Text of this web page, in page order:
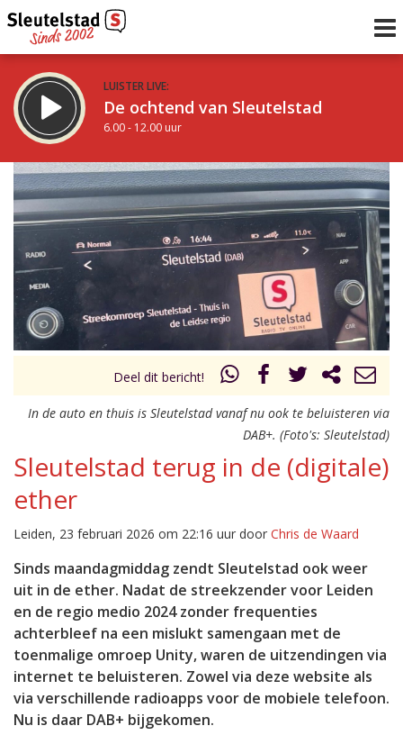
LUISTER LIVE:
De ochtend van Sleutelstad
6.00 - 12.00 uur
STRAKS:
De middag van Sleutelstad
12.00 - 17.00 uur
Vorig uur
uur 1 van 0 Volgend uur
Deel dit bericht!
In de auto en thuis is Sleutelstad vanaf nu ook te beluisteren via
DAB+. (Foto's: Sleutelstad)
Sleutelstad terug in de (digitale)
ether
Leiden, 23 februari 2026 om 22:16 uur door Chris de Waard
Sinds maandagmiddag zendt Sleutelstad ook weer
uit in de ether. Nadat de streekzender voor Leiden
en de regio medio 2024 zonder frequenties
achterbleef na een mislukt samengaan met de
toenmalige omroep Unity, waren de uitzendingen via
internet te beluisteren. Zowel via deze website als
via verschillende radioapps voor de mobiele telefoon.
Nu is daar DAB+ bijgekomen.